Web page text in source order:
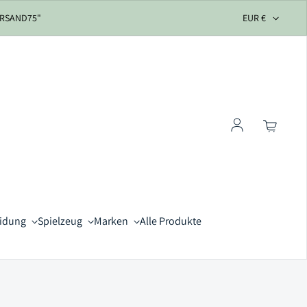
EUR €
Einloggen
Spielzeug Marken Alle Produkte